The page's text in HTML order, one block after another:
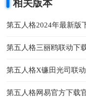
相关版本
第五人格2024年最新版
第五人格三丽鸥联动下
第五人格X镰田光司联
第五人格网易官方下载